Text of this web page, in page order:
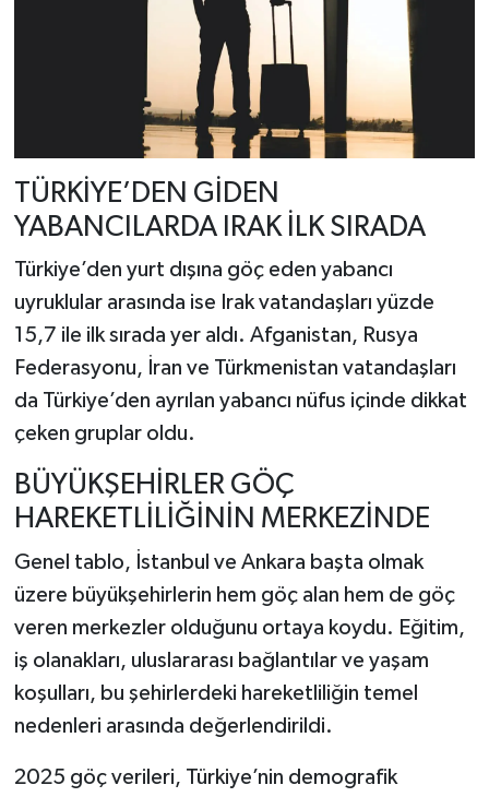
TÜRKİYE’DEN GİDEN
YABANCILARDA IRAK İLK SIRADA
Türkiye’den yurt dışına göç eden yabancı
uyruklular arasında ise Irak vatandaşları yüzde
15,7 ile ilk sırada yer aldı. Afganistan, Rusya
Federasyonu, İran ve Türkmenistan vatandaşları
da Türkiye’den ayrılan yabancı nüfus içinde dikkat
çeken gruplar oldu.
BÜYÜKŞEHİRLER GÖÇ
HAREKETLİLİĞİNİN MERKEZİNDE
Genel tablo, İstanbul ve Ankara başta olmak
üzere büyükşehirlerin hem göç alan hem de göç
veren merkezler olduğunu ortaya koydu. Eğitim,
iş olanakları, uluslararası bağlantılar ve yaşam
koşulları, bu şehirlerdeki hareketliliğin temel
nedenleri arasında değerlendirildi.
2025 göç verileri, Türkiye’nin demografik